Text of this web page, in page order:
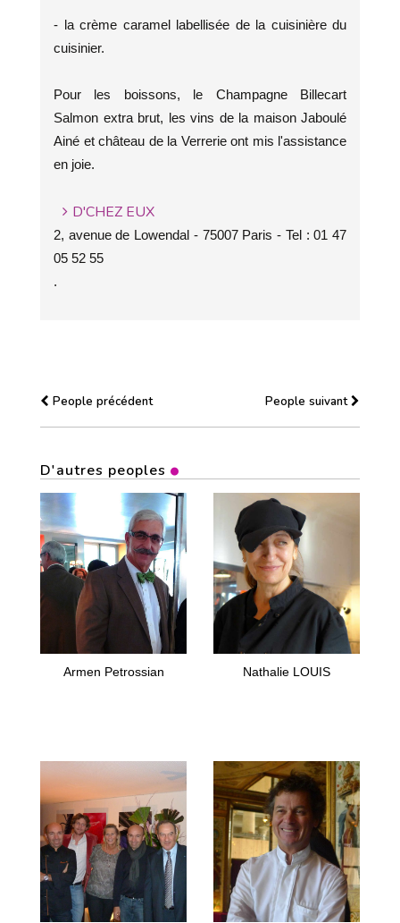
- la crème caramel labellisée de la cuisinière du
cuisinier.
Pour les boissons, le Champagne Billecart
Salmon extra brut, les vins de la maison Jaboulé
Ainé et château de la Verrerie ont mis l'assistance
en joie.
D'CHEZ EUX
2, avenue de Lowendal - 75007 Paris - Tel : 01 47
05 52 55
.
People précédent People suivant
D'autres peoples
Armen Petrossian Nathalie LOUIS